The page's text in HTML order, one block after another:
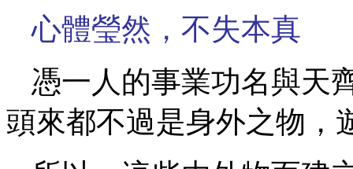
心體瑩然，不失本真
憑一人的事業功名與天
頭來都不過是身外之物，